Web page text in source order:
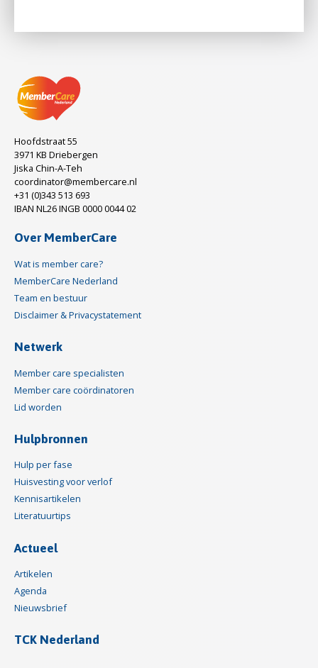
Hoofdstraat 55
3971 KB Driebergen
Jiska Chin-A-Teh
coordinator@membercare.nl
+31 (0)343 513 693
IBAN NL26 INGB 0000 0044 02
Over MemberCare
Wat is member care?
MemberCare Nederland
Team en bestuur
Disclaimer & Privacystatement
Netwerk
Member care specialisten
Member care coördinatoren
Lid worden
Hulpbronnen
Hulp per fase
Huisvesting voor verlof
Kennisartikelen
Literatuurtips
Actueel
Artikelen
Agenda
Nieuwsbrief
TCK Nederland